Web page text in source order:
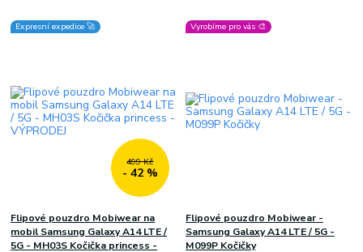
Expresní expedice 🚀
499 Kč
- 42 %
Flipové pouzdro Mobiwear na
mobil Samsung Galaxy A14 LTE /
5G - MH03S Kočička princess -
Vyrobíme pro vás 🎨
Flipové pouzdro Mobiwear -
Samsung Galaxy A14 LTE / 5G -
M099P Kočičky